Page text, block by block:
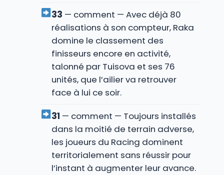
33 — comment — Avec déjà 80
réalisations à son compteur, Raka
domine le classement des
finisseurs encore en activité,
talonné par Tuisova et ses 76
unités, que l’ailier va retrouver
face à lui ce soir.
31 — comment — Toujours installés
dans la moitié de terrain adverse,
les joueurs du Racing dominent
territorialement sans réussir pour
l’instant à augmenter leur avance.